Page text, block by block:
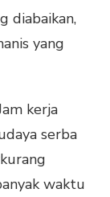
diabaikan,
yang
kerja
serba
waktu